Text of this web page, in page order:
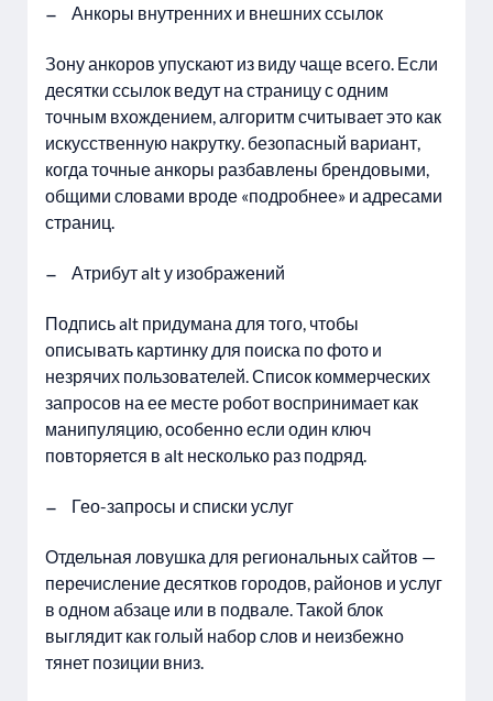
Анкоры внутренних и внешних ссылок
Зону анкоров упускают из виду чаще всего. Если
десятки ссылок ведут на страницу с одним
точным вхождением, алгоритм считывает это как
искусственную накрутку. безопасный вариант,
когда точные анкоры разбавлены брендовыми,
общими словами вроде «подробнее» и адресами
страниц.
Атрибут alt у изображений
Подпись alt придумана для того, чтобы
описывать картинку для поиска по фото и
незрячих пользователей. Список коммерческих
запросов на ее месте робот воспринимает как
манипуляцию, особенно если один ключ
повторяется в alt несколько раз подряд.
Гео-запросы и списки услуг
Отдельная ловушка для региональных сайтов —
перечисление десятков городов, районов и услуг
в одном абзаце или в подвале. Такой блок
выглядит как голый набор слов и неизбежно
тянет позиции вниз.